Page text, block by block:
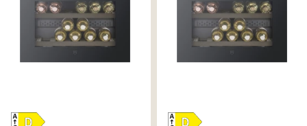
Energielabel- Energielabel-